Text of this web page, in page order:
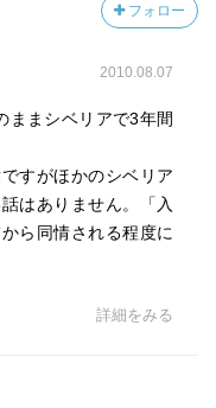
フォロー
2010.08.07
ままシベリアで3年間
すがほかのシベリア
はありません。「入
ら同情される程度に
詳細をみる